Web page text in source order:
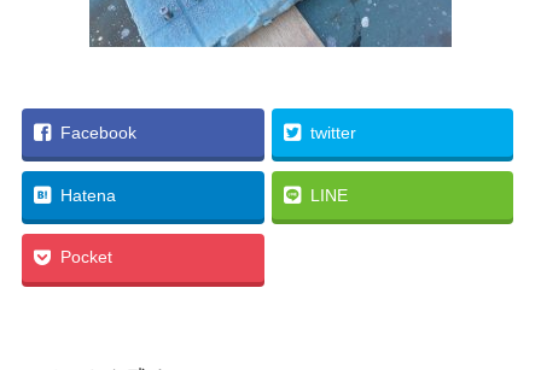
Facebook twitter
Hatena LINE
Pocket